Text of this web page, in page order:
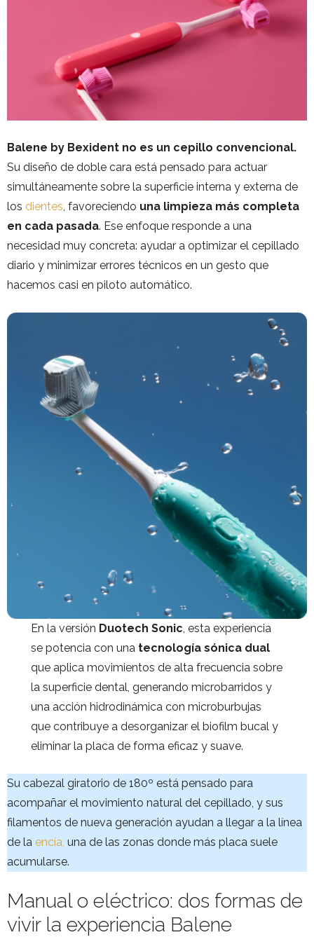
Balene by Bexident no es un cepillo convencional.
Su diseño de doble cara está pensado para actuar
simultáneamente sobre la superficie interna y externa de
los dientes, favoreciendo una limpieza más completa
en cada pasada. Ese enfoque responde a una
necesidad muy concreta: ayudar a optimizar el cepillado
diario y minimizar errores técnicos en un gesto que
hacemos casi en piloto automático.
En la versión Duotech Sonic , esta experiencia
se potencia con una tecnología sónica dual
que aplica movimientos de alta frecuencia sobre
la superficie dental, generando microbarridos y
una acción hidrodinámica con microburbujas
que contribuye a desorganizar el biofilm bucal y
eliminar la placa de forma eficaz y suave.
Su cabezal giratorio de 180º está pensado para
acompañar el movimiento natural del cepillado, y sus
filamentos de nueva generación ayudan a llegar a la línea
de la encía, una de las zonas donde más placa suele
acumularse.
Manual o eléctrico: dos formas de
vivir la experiencia Balene